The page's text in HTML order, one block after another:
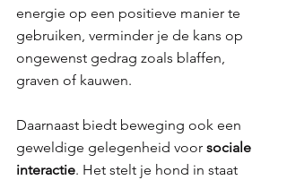
energie op een positieve manier te
gebruiken, verminder je de kans op
ongewenst gedrag zoals blaffen,
graven of kauwen.
Daarnaast biedt beweging ook een
geweldige gelegenheid voor sociale
interactie. Het stelt je hond in staat